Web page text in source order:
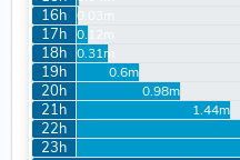
16h 0.03m
17h 0.12m
18h 0.31m
19h 0.6m
20h 0.98m
21h 1.44m
22h
23h